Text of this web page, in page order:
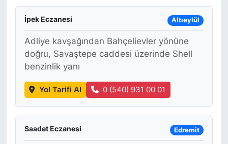
İpek Eczanesi Altıeylül
Adliye kavşağından Bahçelievler yönüne
doğru, Savaştepe caddesi üzerinde Shell
benzinlik yanı
Yol Tarifi Al 0 (540) 931 00 01
Saadet Eczanesi Edremit
FESTİVAL HABERLERİ
FESTİVAL TAKVİMİ
KONGRE HABERLERİ
KONGRE TAKVİMİ
RÖPORTAJLAR